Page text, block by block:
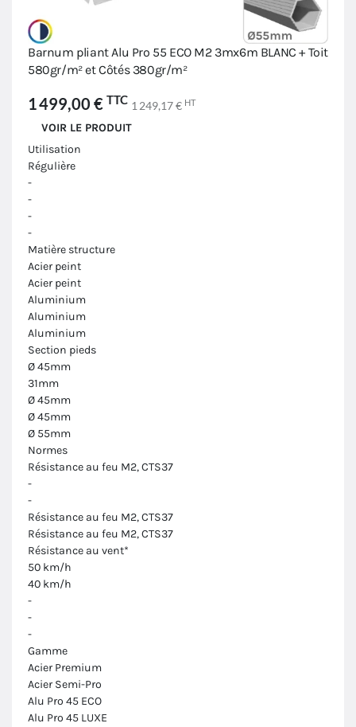
Barnum pliant Alu Pro 55 ECO M2 3mx6m BLANC + Toit
580gr/m² et Côtés 380gr/m²
1 499,00 € TTC 1 249,17 € HT
VOIR LE PRODUIT
Utilisation
Régulière
-
-
-
-
Matière structure
Acier peint
Acier peint
Aluminium
Aluminium
Aluminium
Section pieds
Ø 45mm
31mm
Ø 45mm
Ø 45mm
Ø 55mm
Normes
Résistance au feu M2, CTS37
-
-
Résistance au feu M2, CTS37
Résistance au feu M2, CTS37
Résistance au vent*
50 km/h
40 km/h
-
-
-
Gamme
Acier Premium
Acier Semi-Pro
Alu Pro 45 ECO
Alu Pro 45 LUXE